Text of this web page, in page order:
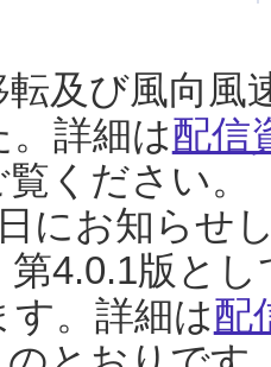
及び風向風
詳細は配信
覧ください。
にお知らせ
第4.0.1版と
す。詳細は配